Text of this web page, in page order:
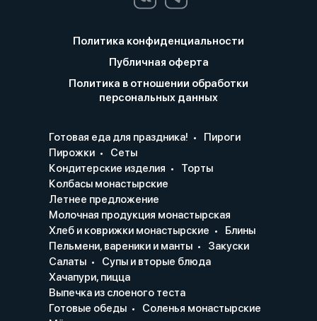
Политика конфиденциальности
Публичная оферта
Политика в отношении обработки
персональных данных
Готовая еда для праздника!
Пироги
Пирожки
Сеты
Кондитерские изделия
Торты
Колбасы монастырские
Летнее предложение
Молочная продукция монастырская
Хлеб и коврижки монастырские
Блины
Пельмени, вареники и манты
Закуски
Салаты
Супы и вторые блюда
Хачапури, пицца
Выпечка из слоеного теста
Готовые обеды
Соленья монастырские